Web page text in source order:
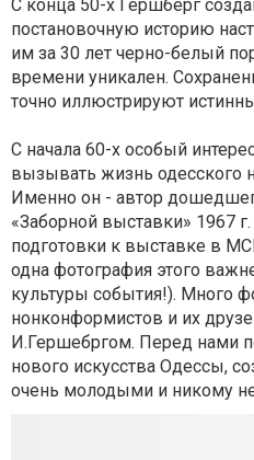
С конца 50-х Гершберг
постановочную историю
им за 30 лет черно-белый
времени уникален.
точно иллюстрируют
С начала 60-х особый
вызывать жизнь одесского
Именно он - автор
«Заборной выставки» 1967
подготовки к выставке в
одна фотография этого
культуры события!). Много
нонконформистов и их
И.Гершебргом. Перед нами
нового искусства Одессы,
очень молодыми и никому